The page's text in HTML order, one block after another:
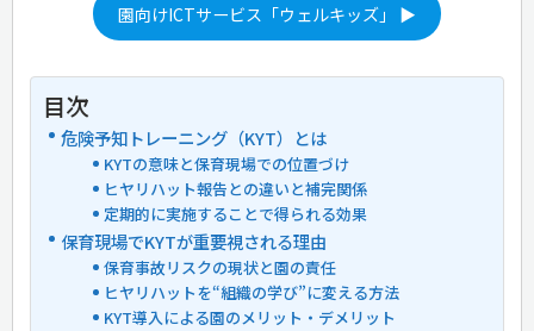
園向けICTサービス「ウェルキッズ」 ▶
目次
危険予知トレーニング（KYT）とは
KYTの意味と保育現場での位置づけ
ヒヤリハット報告との違いと補完関係
定期的に実施することで得られる効果
保育現場でKYTが重要視される理由
保育事故リスクの現状と園の責任
ヒヤリハットを“組織の学び”に変える方法
KYT導入による園のメリット・デメリット